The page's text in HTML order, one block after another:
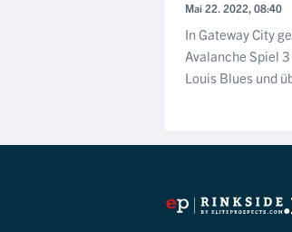
Mai 22. 2022, 08:40
In Gateway City
Avalanche Spiel
Louis Blues und